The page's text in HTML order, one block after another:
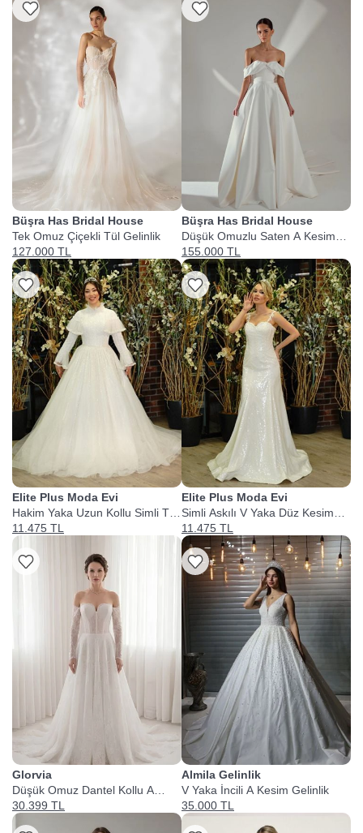
Listeme Ekle
Büşra Has Bridal House
Tek Omuz Çiçekli Tül Gelinlik
127.000 TL
Elite Plus Moda Evi
Hakim Yaka Uzun Kollu Simli Tül
Gelinlik
11.475 TL
Glorvia
Düşük Omuz Dantel Kollu A
Kesim Gelinlik
30.399 TL
Listeme Ekle
Büşra Has Bridal House
Düşük Omuzlu Saten A Kesim
Gelinlik
155.000 TL
Elite Plus Moda Evi
Simli Askılı V Yaka Düz Kesim
Gelinlik
11.475 TL
Almila Gelinlik
V Yaka İncili A Kesim Gelinlik
35.000 TL